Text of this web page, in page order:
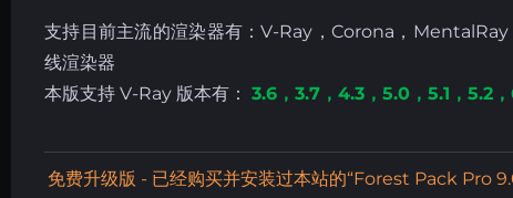
支持目前主流的渲染器有：V-Ray，Corona，
线渲染器
本版支持 V-Ray 版本有： 3.6，3.7， 4.3，5.0，5.1，5.2
免费升级版 - 已经购买并安装过本站的“Forest Pack Pro